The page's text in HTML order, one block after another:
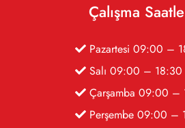
Çalışma
Pazartesi 09:00 –
Salı 09:00 – 18:30
Çarşamba 09:00 –
Perşembe 09:00 –